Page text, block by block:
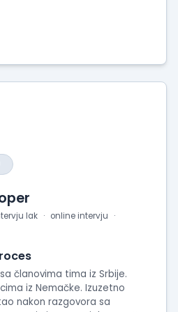
lak
online intervju
članovima tima iz Srbije.
iz Nemačke. Izuzetno
nakon razgovora sa